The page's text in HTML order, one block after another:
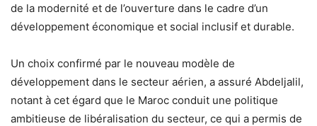
de la modernité et de l’ouverture dans le cadre d’un
développement économique et social inclusif et durable.
Un choix confirmé par le nouveau modèle de
développement dans le secteur aérien, a assuré Abdeljalil,
notant à cet égard que le Maroc conduit une politique
ambitieuse de libéralisation du secteur, ce qui a permis de